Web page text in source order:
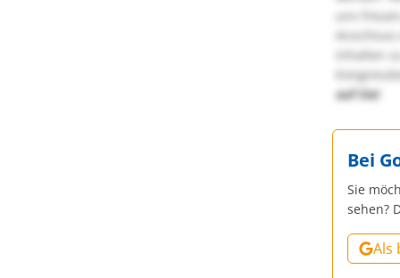
uns
Inhalten
auf Sie!
Bei
Sie
sehen?
Als